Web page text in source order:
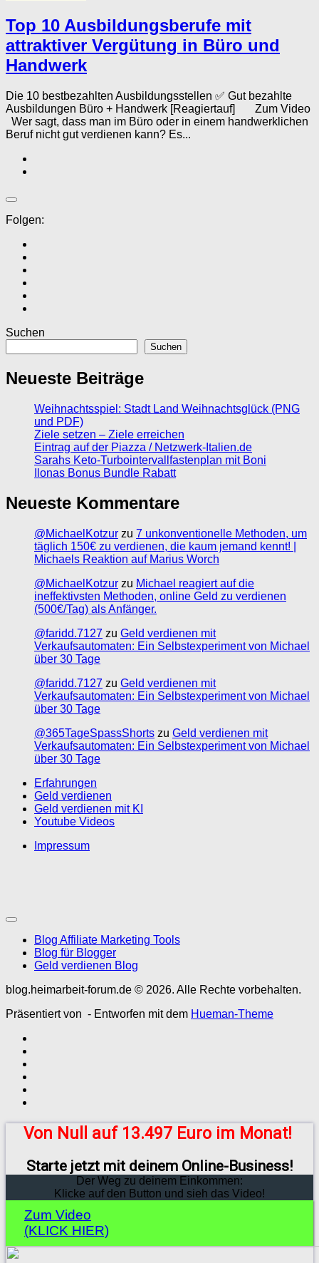
Top 10 Ausbildungsberufe mit
attraktiver Vergütung in Büro und
Handwerk
Die 10 bestbezahlten Ausbildungsstellen ✅ Gut bezahlte
Ausbildungen Büro + Handwerk [Reagiertauf] Zum Video
Wer sagt, dass man im Büro oder in einem handwerklichen
Beruf nicht gut verdienen kann? Es...
Folgen:
Suchen
Suchen
Neueste Beiträge
Weihnachtsspiel: Stadt Land Weihnachtsglück (PNG
und PDF)
Ziele setzen – Ziele erreichen
Eintrag auf der Piazza / Netzwerk-Italien.de
Sarahs Keto-Turbointervallfastenplan mit Boni
Ilonas Bonus Bundle Rabatt
Neueste Kommentare
@MichaelKotzur zu 7 unkonventionelle Methoden, um
täglich 150€ zu verdienen, die kaum jemand kennt! |
Michaels Reaktion auf Marius Worch
@MichaelKotzur zu Michael reagiert auf die
ineffektivsten Methoden, online Geld zu verdienen
(500€/Tag) als Anfänger.
@faridd.7127 zu Geld verdienen mit
Verkaufsautomaten: Ein Selbstexperiment von Michael
über 30 Tage
@faridd.7127 zu Geld verdienen mit
Verkaufsautomaten: Ein Selbstexperiment von Michael
über 30 Tage
@365TageSpassShorts zu Geld verdienen mit
Verkaufsautomaten: Ein Selbstexperiment von Michael
über 30 Tage
Erfahrungen
Geld verdienen
Geld verdienen mit KI
Youtube Videos
Impressum
Blog Affiliate Marketing Tools
Blog für Blogger
Geld verdienen Blog
blog.heimarbeit-forum.de © 2026. Alle Rechte vorbehalten.
Präsentiert von - Entworfen mit dem Hueman-Theme
Von Null auf 13.497 Euro im Monat!
Starte jetzt mit deinem Online-Business!
Der Weg zu deinem Einkommen:
Klicke auf den Button und sieh das Video!
Zum Video
(KLICK HIER)